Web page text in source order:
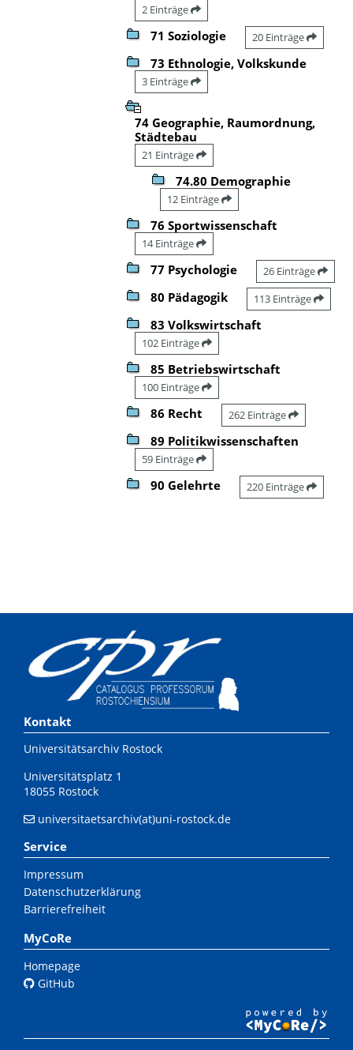
2 Einträge
71 Soziologie 20 Einträge
73 Ethnologie, Volkskunde
3 Einträge
74 Geographie, Raumordnung,
Städtebau
21 Einträge
74.80 Demographie
12 Einträge
76 Sportwissenschaft
14 Einträge
77 Psychologie 26 Einträge
80 Pädagogik 113 Einträge
83 Volkswirtschaft
102 Einträge
85 Betriebswirtschaft
100 Einträge
86 Recht 262 Einträge
89 Politikwissenschaften
59 Einträge
90 Gelehrte 220 Einträge
Kontakt
Universitätsarchiv Rostock
Universitätsplatz 1
18055 Rostock
universitaetsarchiv(at)uni-rostock.de
Service
Impressum
Datenschutzerklärung
Barrierefreiheit
MyCoRe
Homepage
GitHub